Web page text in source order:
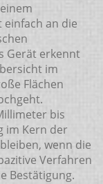
einfach an die
Gerät erkennt
im
Flächen
bis
im Kern der
wenn die
Verfahren
Bestätigung.